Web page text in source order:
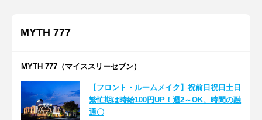
MYTH 777
MYTH 777（マイススリーセブン）
【フロント・ルームメイク】祝前日祝日土日
繁忙期は時給100円UP！週2～OK、時間の融
通〇